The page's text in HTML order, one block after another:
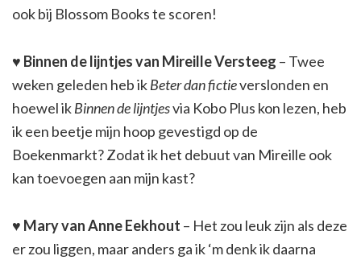
ook bij Blossom Books te scoren!
♥ Binnen de lijntjes van Mireille Versteeg – Twee
weken geleden heb ikBeter dan fictieverslonden en
hoewel ikBinnen de lijntjesvia Kobo Plus kon lezen, heb
ik een beetje mijn hoop gevestigd op de
Boekenmarkt? Zodat ik het debuut van Mireille ook
kan toevoegen aan mijn kast?
♥ Mary van Anne Eekhout – Het zou leuk zijn als deze
er zou liggen, maar anders ga ik ‘m denk ik daarna